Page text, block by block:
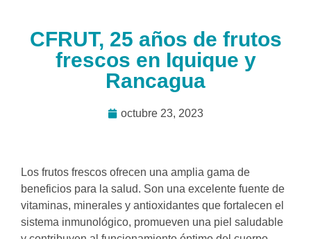
CFRUT, 25 años de frutos
frescos en Iquique y
Rancagua
octubre 23, 2023
Los frutos frescos ofrecen una amplia gama de
beneficios para la salud. Son una excelente fuente de
vitaminas, minerales y antioxidantes que fortalecen el
sistema inmunológico, promueven una piel saludable